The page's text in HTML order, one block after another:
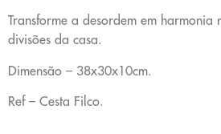
Transforme a desordem em harmonia
divisões da casa.
Dimensão – 38x30x10cm.
Ref – Cesta Filco.